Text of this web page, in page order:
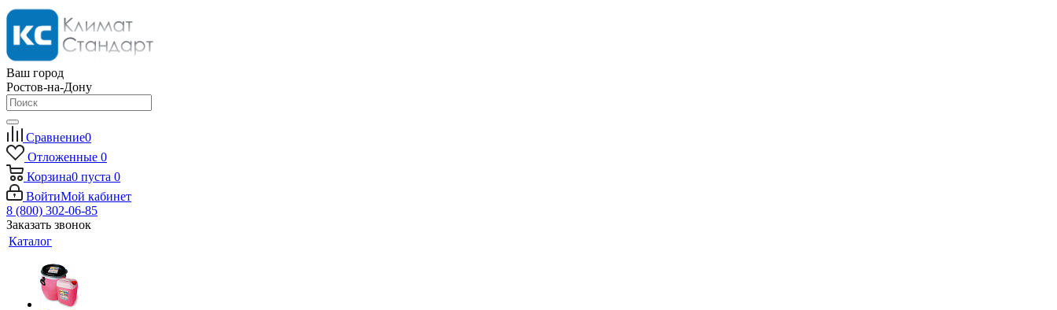
Ваш город
Ростов-на-Дону
Сравнение0
Отложенные 0
Корзина0 пуста 0
ВойтиМой кабинет
8 (800) 302-06-85
Заказать звонок
Каталог